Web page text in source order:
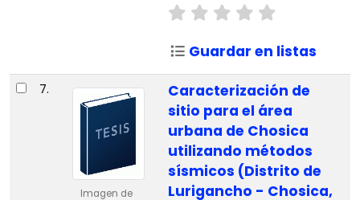
Guardar en listas
7.
Imagen de
Caracterización de
sitio para el área
urbana de Chosica
utilizando métodos
sísmicos (Distrito de
Lurigancho - Chosica,